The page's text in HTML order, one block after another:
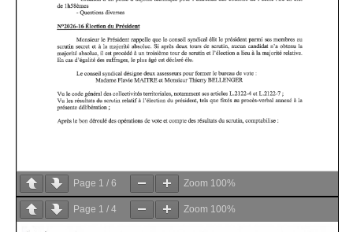
Page 1 / 6 Zoom 100%
Page 1 / 4 Zoom 100%